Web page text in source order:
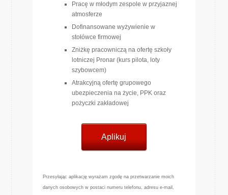
Pracę w młodym zespole w przyjaznej
atmosferze
Dofinansowane wyżywienie w
stołówce firmowej
Zniżkę pracowniczą na ofertę szkoły
lotniczej Pronar (kurs pilota, loty
szybowcem)
Atrakcyjną ofertę grupowego
ubezpieczenia na życie, PPK oraz
pożyczki zakładowej
Aplikuj
Przesyłając aplikację wyrażam zgodę na przetwarzanie moich
danych osobowych w postaci numeru telefonu, adresu e-mail,